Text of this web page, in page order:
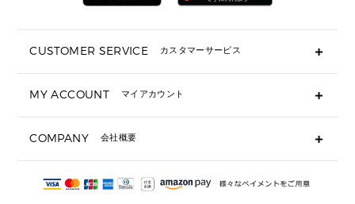
▶ 小物すべて
定期ケース・カードケース・名刺入れ
サンダル
スニーカー
CUSTOMER SERVICE カスタマーサービス
ギフト用にラッピングができますか？
ショッピングバッグを購入商品分送ってもらえますか？
注文後に完了メールが受信できないのですが？
サイズ交換はできますか？
MY ACCOUNT マイアカウント
COMPANY 会社概要
会社概要